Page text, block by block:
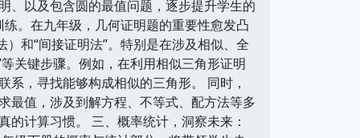
、以及包含圆的最值问题，逐步提升学生的
。在九年级，几何证明题的重要性愈发凸
和“间接证明法”。特别是在涉及相似、全
关键步骤。例如，在利用相似三角形证明
，寻找能够构成相似的三角形。 同时，
最值，涉及到解方程、不等式、配方法等多
计算习惯。 三、概率统计，洞察未来：